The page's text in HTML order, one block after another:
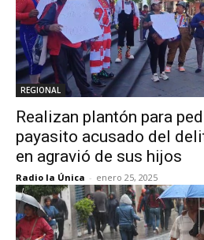
REGIONAL
Realizan plantón para
payasito acusado del
en agravió de sus hijos
Radio la Única - enero 25, 2025